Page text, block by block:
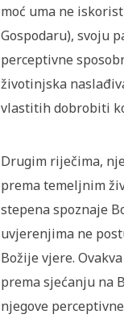
moć uma ne
Gospodaru), svoju
perceptivne
životinjska
vlastitih dobrobiti
Drugim riječima,
prema temeljnim
stepena spoznaje
uvjerenjima ne
Božije vjere.
prema sjećanju na
njegove